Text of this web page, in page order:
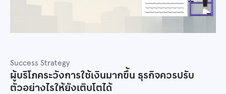
Success Strategy
ผู้บริโภคระวังการใช้เงินมากขึ้น ธุรกิจควรปรับ
ตัวอย่างไรให้ยังเติบโตได้